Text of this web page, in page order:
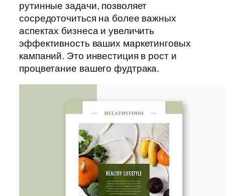
рутинные задачи, позволяет
сосредоточиться на более важных
аспектах бизнеса и увеличить
эффективность ваших маркетинговых
кампаний. Это инвестиция в рост и
процветание вашего фудтрака.